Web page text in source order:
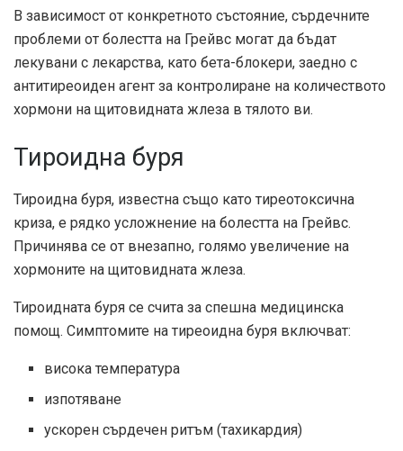
В зависимост от конкретното състояние, сърдечните
проблеми от болестта на Грейвс могат да бъдат
лекувани с лекарства, като бета-блокери, заедно с
антитиреоиден агент за контролиране на количеството
хормони на щитовидната жлеза в тялото ви.
Тироидна буря
Тироидна буря, известна също като тиреотоксична
криза, е рядко усложнение на болестта на Грейвс.
Причинява се от внезапно, голямо увеличение на
хормоните на щитовидната жлеза.
Тироидната буря се счита за спешна медицинска
помощ. Симптомите на тиреоидна буря включват:
висока температура
изпотяване
ускорен сърдечен ритъм (тахикардия)